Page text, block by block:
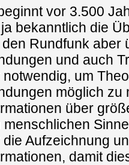
vor 3.500
bekanntlich die
den Rundfunk aber
und auch
notwendig, um
möglich zu
über
menschlichen
die Aufzeichnung
damit